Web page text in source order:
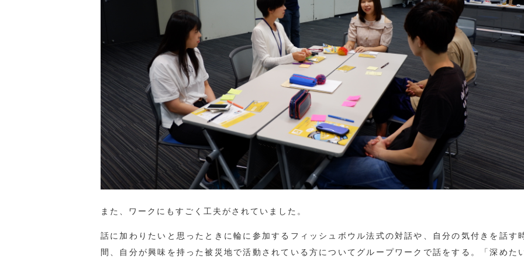
また、ワークにもすごく工夫がされていました。
話に加わりたいと思ったときに輪に参加するフィッシュボウル法式の対話や、自分の気付きを話す
間、自分が興味を持った被災地で活動されている方についてグループワークで話をする。「深めた